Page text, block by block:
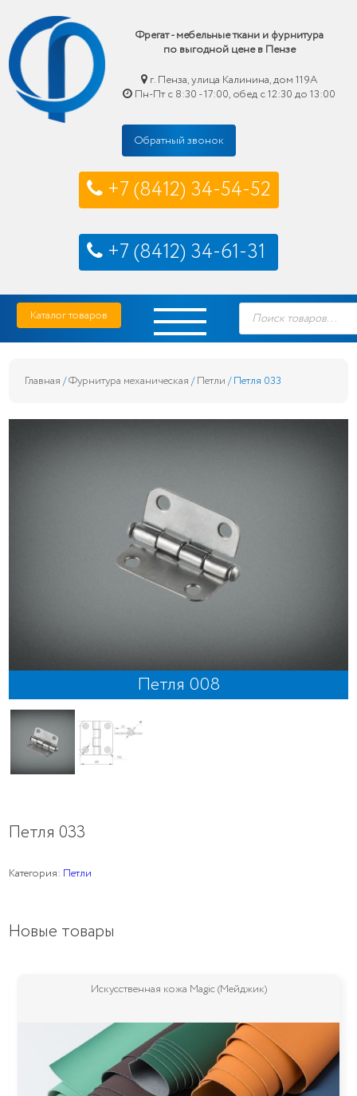
Фрегат - мебельные ткани и фурнитура
по выгодной цене в Пензе
г. Пенза, улица Калинина, дом 119А
Пн-Пт с 8:30 - 17:00, обед с 12:30 до 13:00
Обратный звонок
+7 (8412) 34-54-52
+7 (8412) 34-61-31
Skip
content
Фрегат — мебельные ткани и фурнитура купить по выгодной цене в Пензе
Каталог товаров
Поиск
товаров
Главная /Фурнитура механическая /Петли / Петля 033
Петля 008
Петля 033
Категория: Петли
Новые товары
Искусственная кожа Magic (Мейджик)